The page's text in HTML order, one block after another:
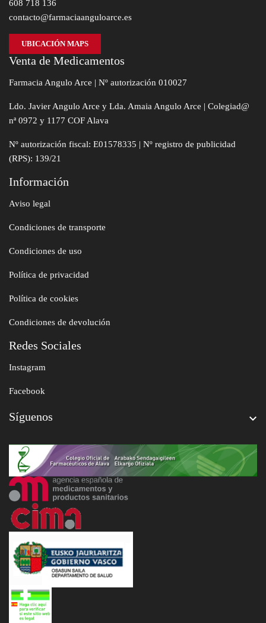
608 718 136
contacto@farmaciaanguloarce.es
UBICACIÓN MAPS
Venta de Medicamentos
Farmacia Angulo Arce | Nº autorización 010027
Ldo. Javier Angulo Arce y Lda. Amaia Angulo Arce | Colegiad@
nª 0972 y 1177 COF Alava
Nº autorización fiscal: E01578335 | Nº registro de publicidad
(RPS): 139/21
Información
Aviso legal
Condiciones de transporte
Condiciones de uso
Política de privacidad
Política de cookies
Condiciones de devolución
Redes Sociales
Instagram
Facebook
Síguenos 